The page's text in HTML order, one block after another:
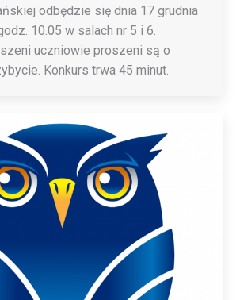
odbędzie się dnia 17 grudnia
10.05 w salach nr 5 i 6.
uczniowie proszeni są o
Konkurs trwa 45 minut.